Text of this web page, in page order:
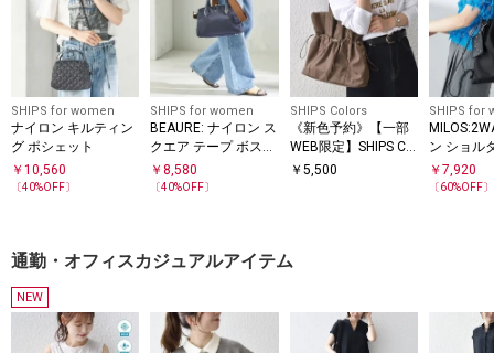
SHIPS for women
ナイロン キルティン
グ ポシェット
￥ 10,560
〔40%OFF〕
SHIPS for women
BEAURE: ナイロン ス
クエア テープ ボスト
ン
￥8,580
〔40%OFF〕
SHIPS Colors
《新色予約》【一部
WEB限定】SHIPS Col
ors: A4 ナイロン ギ
￥ 5,500
SHIPS for
ン ショル
￥7,920
〔60%OFF〕
通勤・オフィスカジュアルアイテム
NEW